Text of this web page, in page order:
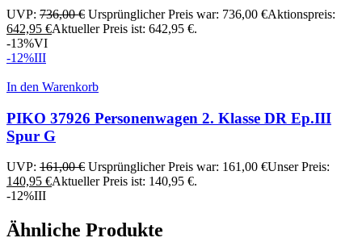
UVP: 736,00€ Ursprünglicher Preis war: 736,00 €Aktionspreis:
642,95 €Aktueller Preis ist: 642,95 €.
-13%VI
-12%III
In den Warenkorb
PIKO 37926 Personenwagen 2. Klasse DR Ep.III
Spur G
UVP: 161,00€ Ursprünglicher Preis war: 161,00 €Unser Preis:
140,95 €Aktueller Preis ist: 140,95 €.
-12%III
Ähnliche Produkte